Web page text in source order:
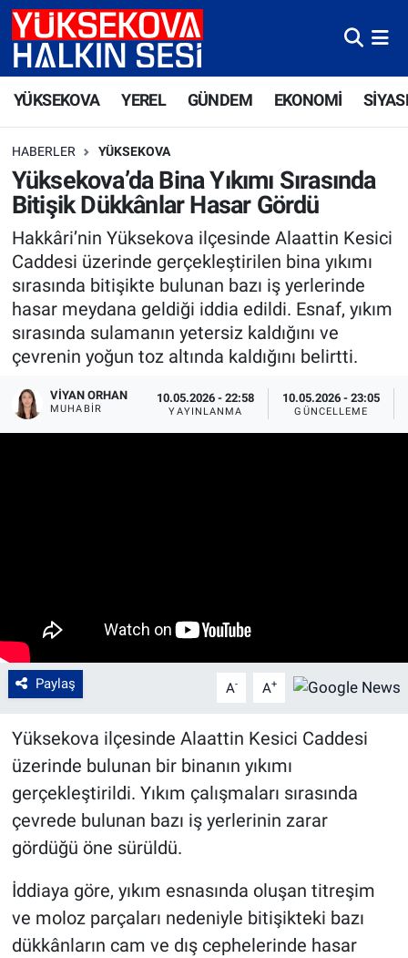
YÜKSEKOVA YEREL GÜNDEM EKONOMİ
HABERLER YÜKSEKOVA
Yüksekova’da Bina Yıkımı Sırasında
Bitişik Dükkânlar Hasar Gördü
Hakkâri’nin Yüksekova ilçesinde Alaattin Kesici
Caddesi üzerinde gerçekleştirilen bina yıkımı
sırasında bitişikte bulunan bazı iş yerlerinde
hasar meydana geldiği iddia edildi. Esnaf, yıkım
sırasında sulamanın yetersiz kaldığını ve
çevrenin yoğun toz altında kaldığını belirtti.
VIYAN ORHAN
MUHABIR
10.05.2026 - 22:58
YAYINLANMA
10.05.2026 - 23:05
GÜNCELLEME
Paylaş A- A+
Yüksekova ilçesinde Alaattin Kesici Caddesi
üzerinde bulunan bir binanın yıkımı
gerçekleştirildi. Yıkım çalışmaları sırasında
çevrede bulunan bazı iş yerlerinin zarar
gördüğü öne sürüldü.
İddiaya göre, yıkım esnasında oluşan titreşim
ve moloz parçaları nedeniyle bitişikteki bazı
dükkânların cam ve dış cephelerinde hasar
Yüksekova Nöbetçi Eczaneler
Yüksekova Trafik Yoğunluk Haritası
Süper Lig Puan Durumu ve Fikstür
Tüm Manşetler
Son Dakika Haberleri
Haber Arşivi